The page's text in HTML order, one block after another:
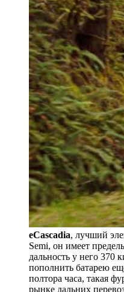
eCascadia, лучший
Semi, он имеет
дальность у него 370
пополнить батарею
полтора часа, такая
рынке дальних